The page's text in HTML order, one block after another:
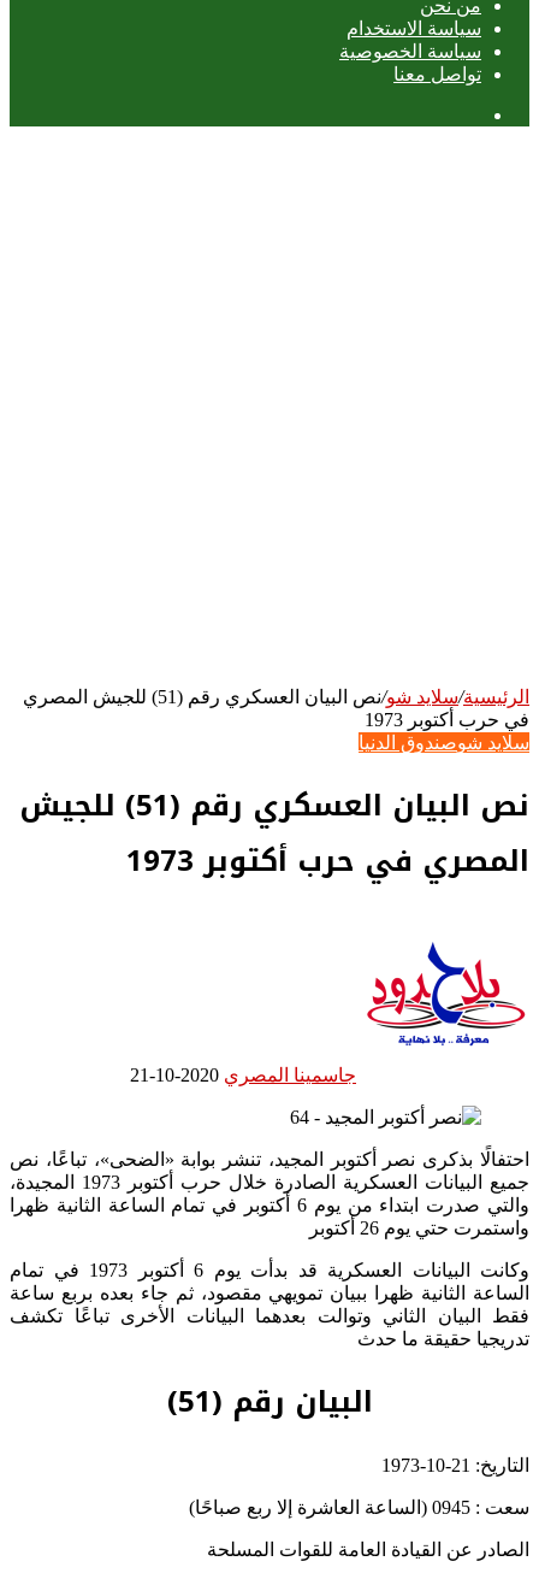
من نحن
سياسة الاستخدام
سياسة الخصوصية
تواصل معنا
الرئيسية/سلايد شو/
نص البيان العسكري رقم (51) للجيش المصري
في حرب أكتوبر 1973
سلايد شوصندوق الدنيا
نص البيان العسكري رقم (51) للجيش
المصري في حرب أكتوبر 1973
جاسمينا المصري 2020-10-21
احتفالًا بذكرى نصر أكتوبر المجيد، تنشر بوابة «الضحى»، تباعًا، نص
جميع البيانات العسكرية الصادرة خلال حرب أكتوبر 1973 المجيدة،
والتي صدرت ابتداء من يوم 6 أكتوبر في تمام الساعة الثانية ظهرا
واستمرت حتي يوم 26 أكتوبر
وكانت البيانات العسكرية قد بدأت يوم 6 أكتوبر 1973 في تمام
الساعة الثانية ظهرا ببيان تمويهي مقصود، ثم جاء بعده بربع ساعة
فقط البيان الثاني وتوالت بعدهما البيانات الأخرى تباعًا تكشف
تدريجيا حقيقة ما حدث
البيان رقم (51)
التاريخ: 21-10-1973
سعت : 0945 (الساعة العاشرة إلا ربع صباحًا)
الصادر عن القيادة العامة للقوات المسلحة